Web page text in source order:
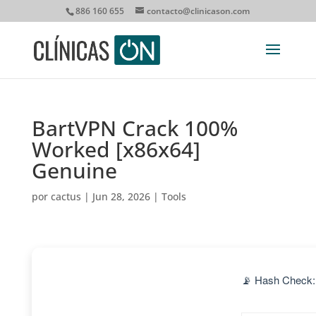
886 160 655 contacto@clinicason.com
BartVPN Crack 100%
Worked [x86x64]
Genuine
por cactus | Jun 28, 2026| Tools
📡 Hash